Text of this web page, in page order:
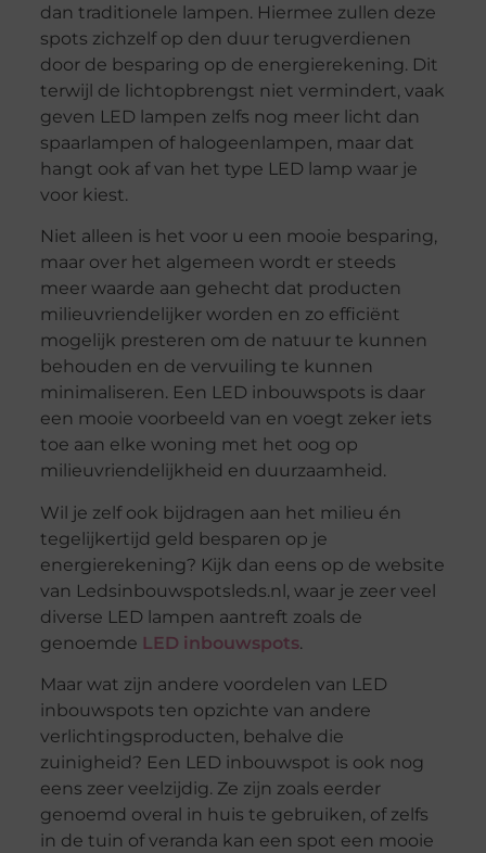
dan traditionele lampen. Hiermee zullen deze
spots zichzelf op den duur terugverdienen
door de besparing op de energierekening. Dit
terwijl de lichtopbrengst niet vermindert, vaak
geven LED lampen zelfs nog meer licht dan
spaarlampen of halogeenlampen, maar dat
hangt ook af van het type LED lamp waar je
voor kiest.
Niet alleen is het voor u een mooie besparing,
maar over het algemeen wordt er steeds
meer waarde aan gehecht dat producten
milieuvriendelijker worden en zo efficiënt
mogelijk presteren om de natuur te kunnen
behouden en de vervuiling te kunnen
minimaliseren. Een LED inbouwspots is daar
een mooie voorbeeld van en voegt zeker iets
toe aan elke woning met het oog op
milieuvriendelijkheid en duurzaamheid.
Wil je zelf ook bijdragen aan het milieu én
tegelijkertijd geld besparen op je
energierekening? Kijk dan eens op de website
van Ledsinbouwspotsleds.nl, waar je zeer veel
diverse LED lampen aantreft zoals de
genoemde LED inbouwspots.
Maar wat zijn andere voordelen van LED
inbouwspots ten opzichte van andere
verlichtingsproducten, behalve die
zuinigheid? Een LED inbouwspot is ook nog
eens zeer veelzijdig. Ze zijn zoals eerder
genoemd overal in huis te gebruiken, of zelfs
in de tuin of veranda kan een spot een mooie